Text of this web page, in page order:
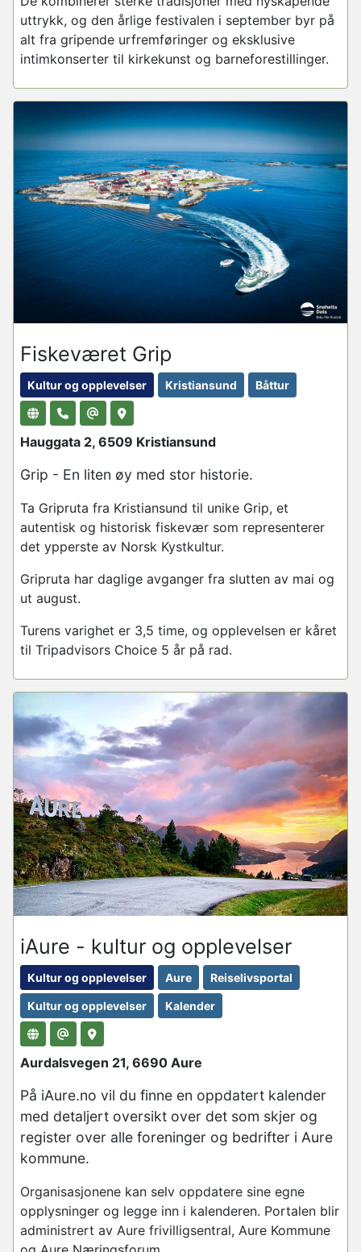
uttrykk, og den årlige festivalen i september byr på
alt fra gripende urfremføringer og eksklusive
intimkonserter til kirkekunst og barneforestillinger.
Fiskeværet Grip
Kultur og opplevelser Kristiansund Båttur
Hauggata 2, 6509 Kristiansund
Grip - En liten øy med stor historie.
Ta Gripruta fra Kristiansund til unike Grip, et
autentisk og historisk fiskevær som representerer
det ypperste av Norsk Kystkultur.
Gripruta har daglige avganger fra slutten av mai og
ut august.
Turens varighet er 3,5 time, og opplevelsen er kåret
til Tripadvisors Choice 5 år på rad.
iAure - kultur og opplevelser
Kultur og opplevelser Aure Reiselivsportal
Kultur og opplevelser Kalender
Aurdalsvegen 21, 6690 Aure
På iAure.no vil du finne en oppdatert kalender
med detaljert oversikt over det som skjer og
register over alle foreninger og bedrifter i Aure
kommune.
Organisasjonene kan selv oppdatere sine egne
opplysninger og legge inn i kalenderen. Portalen blir
administrert av Aure frivilligsentral, Aure Kommune